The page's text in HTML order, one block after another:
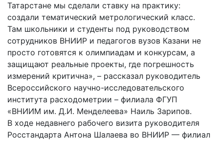
Татарстане мы сделали ставку на практику:
создали тематический метрологический класс.
Там школьники и студенты под руководством
сотрудников ВНИИР и педагогов вузов Казани не
просто готовятся к олимпиадам и конкурсам, а
защищают реальные проекты, где погрешность
измерений критична», – рассказал руководитель
Всероссийского научно-исследовательского
института расходометрии – филиала ФГУП
«ВНИИМ им. Д.И. Менделеева» Наиль Зарипов.
В ходе недавнего рабочего визита руководителя
Росстандарта Антона Шалаева во ВНИИР — филиал